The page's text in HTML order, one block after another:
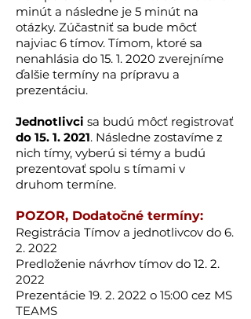
minút a následne je 5 minút na
otázky. Zúčastniť sa bude môcť
najviac 6 tímov. Tímom, ktoré sa
nenahlásia do 15. 1. 2020 zverejníme
ďalšie termíny na prípravu a
prezentáciu.
Jednotlivci sa budú môcť registrovať
do 15. 1. 2021. Následne zostavíme z
nich tímy, vyberú si témy a budú
prezentovať spolu s tímami v
druhom termíne.
POZOR, Dodatočné termíny:
Registrácia Tímov a jednotlivcov do 6.
2. 2022
Predloženie návrhov tímov do 12. 2.
2022
Prezentácie 19. 2. 2022 o 15:00 cez MS
TEAMS